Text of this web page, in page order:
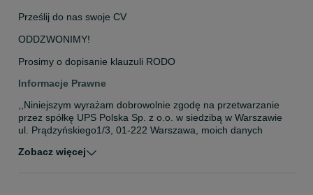
Prześlij do nas swoje CV
ODDZWONIMY!
Prosimy o dopisanie klauzuli RODO
Informacje Prawne
,,Niniejszym wyrażam dobrowolnie zgodę na przetwarzanie
przez spółkę UPS Polska Sp. z o.o. w siedzibą w Warszawie
ul. Prądzyńskiego1/3, 01-222 Warszawa, moich danych
zgodnie z przepisami ustawy z 29.08.1997 o ochronie danych
Zobacz więcej